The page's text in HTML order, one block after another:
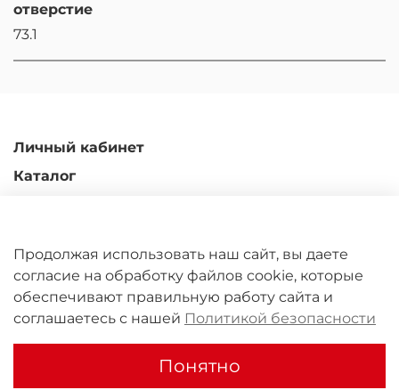
отверстие
73.1
Личный кабинет
Каталог
Обмен и возврат
Контакты
ООО "Юрал Кастомс" 2011-2026
Продолжая использовать наш сайт, вы даете
согласие на обработку файлов cookie, которые
обеспечивают правильную работу сайта и
соглашаетесь с нашей Политикой безопасности
Понятно